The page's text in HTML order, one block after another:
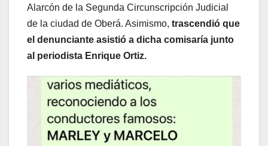
Alarcón de la Segunda Circunscripción Judicial
de la ciudad de Oberá. Asimismo, trascendió que
el denunciante asistió a dicha comisaría junto
al periodista Enrique Ortiz.